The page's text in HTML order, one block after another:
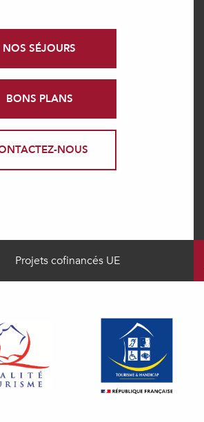
NOS SÉJOURS
BONS PLANS
NOUS
Projets cofinancés UE